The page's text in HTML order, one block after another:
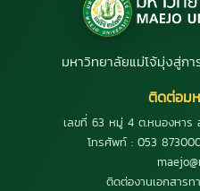
มหาวิทยาลัยแม่โจ้มุ่งสู่กา
ติดต่อม
เลขที่ 63 หมู่ 4 ต.หนองหาร
โทรศัพท์ : 053
ติดต่องานเอกสารท